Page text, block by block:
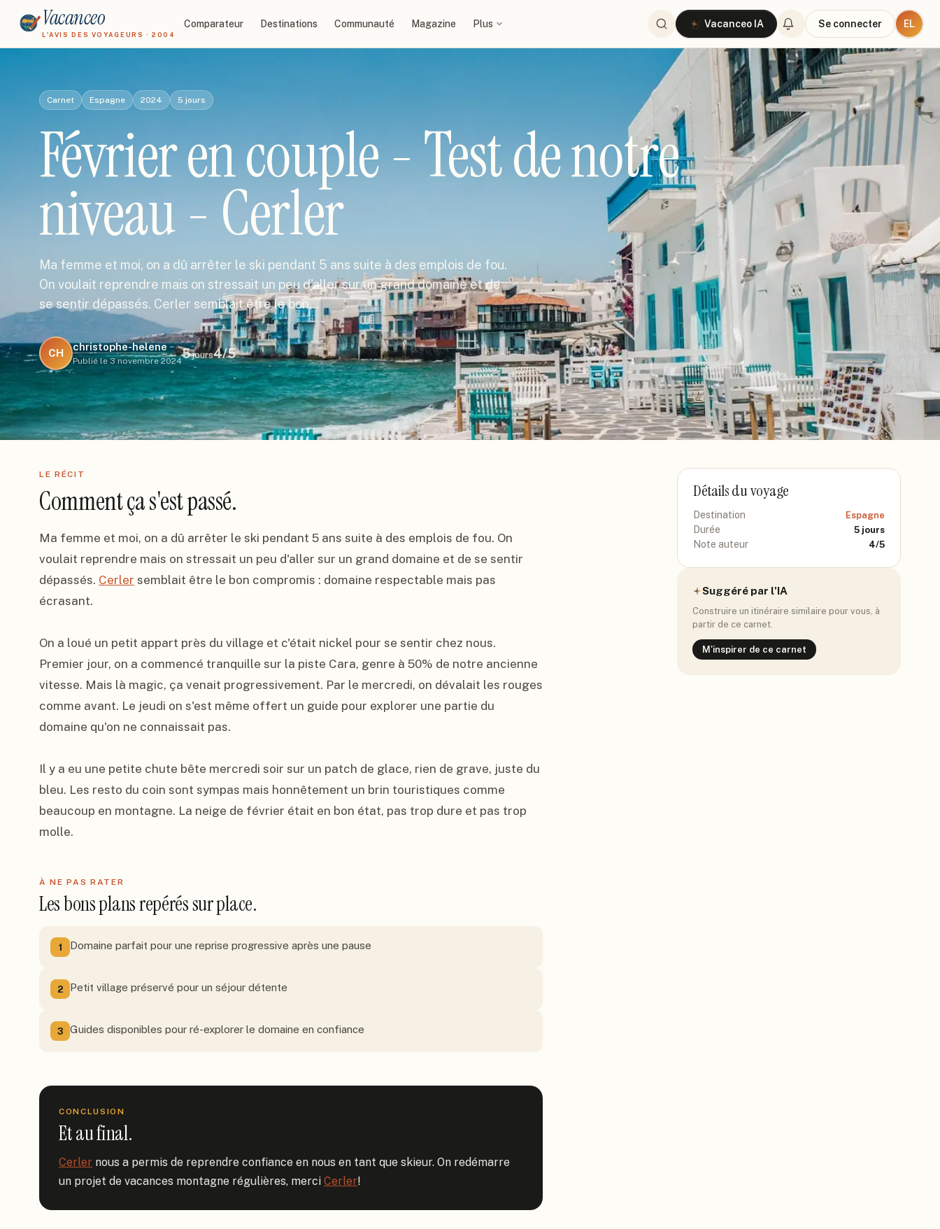
Vacanceo
L'AVIS DES VOYAGEURS · 2004
Comparateur Destinations Communauté Magazine Plus Vacanceo IA Se connecter EL
Carnet Espagne 2024 5 jours
Février en couple - Test de notre
niveau - Cerler
Ma femme et moi, on a dû arrêter le ski pendant 5 ans suite à des emplois de fou.
On voulait reprendre mais on stressait un peu d'aller sur un grand domaine et de
se sentir dépassés. Cerler semblait être le bon…
CH
christophe-helene
Publié le 3 novembre 2024
5jours4/5
LE RÉCIT
Comment ça s'est passé.
Ma femme et moi, on a dû arrêter le ski pendant 5 ans suite à des emplois de fou. On
voulait reprendre mais on stressait un peu d'aller sur un grand domaine et de se sentir
dépassés. Cerler semblait être le bon compromis : domaine respectable mais pas
écrasant.
On a loué un petit appart près du village et c'était nickel pour se sentir chez nous.
Premier jour, on a commencé tranquille sur la piste Cara, genre à 50% de notre ancienne
vitesse. Mais là magic, ça venait progressivement. Par le mercredi, on dévalait les rouges
comme avant. Le jeudi on s'est même offert un guide pour explorer une partie du
domaine qu'on ne connaissait pas.
Il y a eu une petite chute bête mercredi soir sur un patch de glace, rien de grave, juste du
bleu. Les resto du coin sont sympas mais honnêtement un brin touristiques comme
beaucoup en montagne. La neige de février était en bon état, pas trop dure et pas trop
molle.
À NE PAS RATER
Les bons plans repérés sur place.
1 Domaine parfait pour une reprise progressive après une pause
2 Petit village préservé pour un séjour détente
3 Guides disponibles pour ré-explorer le domaine en confiance
CONCLUSION
Et au final.
Cerler nous a permis de reprendre confiance en nous en tant que skieur. On redémarre
un projet de vacances montagne régulières, merci Cerler!
Détails du voyage
Destination Espagne
Durée 5 jours
Note auteur 4/5
Suggéré par l'IA
Construire un itinéraire similaire pour vous, à
partir de ce carnet.
M'inspirer de ce carnet